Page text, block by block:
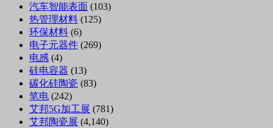
汽车智能表面 (103)
热管理材料 (125)
环保材料 (6)
电子元器件 (269)
电感 (4)
硅电容器 (13)
碳化硅陶瓷 (83)
笔电 (242)
艾邦5G加工展 (781)
艾邦陶瓷展 (4,140)